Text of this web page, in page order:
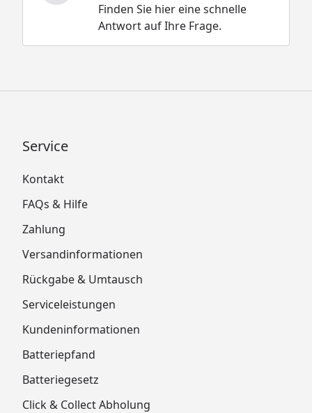
Finden Sie hier eine schnelle
Antwort auf Ihre Frage.
Service
Kontakt
FAQs & Hilfe
Zahlung
Versandinformationen
Rückgabe & Umtausch
Serviceleistungen
Kundeninformationen
Batteriepfand
Batteriegesetz
Click & Collect Abholung